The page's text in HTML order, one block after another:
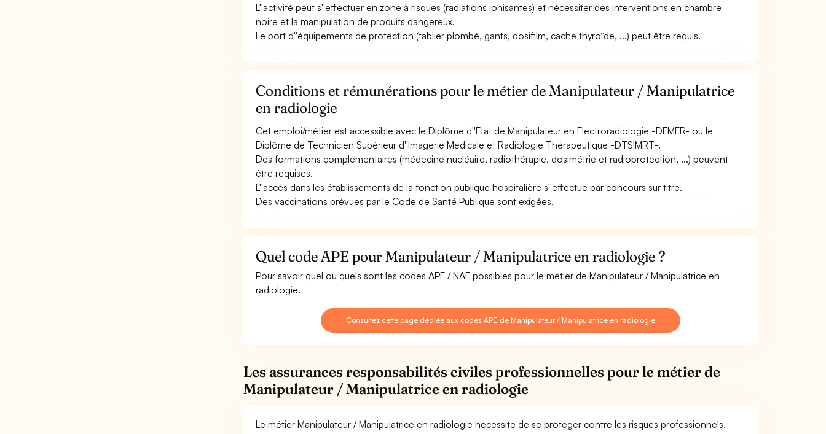
L''activité peut s''effectuer en zone à risques (radiations ionisantes) et nécessiter des interventions en chambre
noire et la manipulation de produits dangereux.
Le port d''équipements de protection (tablier plombé, gants, dosifilm, cache thyroïde, ...) peut être requis.
Conditions et rémunérations pour le métier de Manipulateur / Manipulatrice
en radiologie
Cet emploi/métier est accessible avec le Diplôme d''Etat de Manipulateur en Electroradiologie -DEMER- ou le
Diplôme de Technicien Supérieur d''Imagerie Médicale et Radiologie Thérapeutique -DTSIMRT-.
Des formations complémentaires (médecine nucléaire, radiothérapie, dosimétrie et radioprotection, ...) peuvent
être requises.
L''accès dans les établissements de la fonction publique hospitalière s''effectue par concours sur titre.
Des vaccinations prévues par le Code de Santé Publique sont exigées.
Quel code APE pour Manipulateur / Manipulatrice en radiologie ?
Pour savoir quel ou quels sont les codes APE / NAF possibles pour le métier de Manipulateur / Manipulatrice en
radiologie.
Consultez cette page dédiée aux codes APE de Manipulateur / Manipulatrice en radiologie
Les assurances responsabilités civiles professionnelles pour le métier de
Manipulateur / Manipulatrice en radiologie
Le métier Manipulateur / Manipulatrice en radiologie nécessite de se protéger contre les risques professionnels.